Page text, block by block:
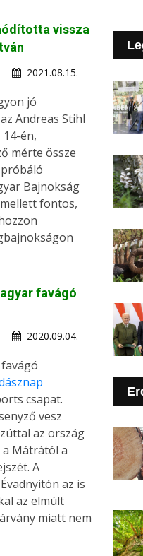
vissza
2021.08.15.
jó
Andreas Stihl
én,
mérte össze
Bajnokság
fontos,
favágó
2020.09.04.
csapat.
vesz
az ország
Mátrától a
A
az is
az elmúlt
miatt nem